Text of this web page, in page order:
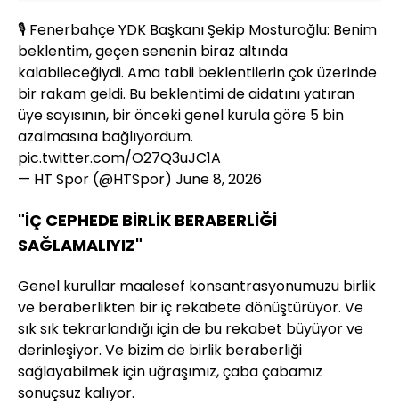
🎙️ Fenerbahçe YDK Başkanı Şekip Mosturoğlu: Benim
beklentim, geçen senenin biraz altında
kalabileceğiydi. Ama tabii beklentilerin çok üzerinde
bir rakam geldi. Bu beklentimi de aidatını yatıran
üye sayısının, bir önceki genel kurula göre 5 bin
azalmasına bağlıyordum.
pic.twitter.com/O27Q3uJC1A
— HT Spor (@HTSpor) June 8, 2026
"İÇ CEPHEDE BİRLİK BERABERLİĞİ
SAĞLAMALIYIZ"
Genel kurullar maalesef konsantrasyonumuzu birlik
ve beraberlikten bir iç rekabete dönüştürüyor. Ve
sık sık tekrarlandığı için de bu rekabet büyüyor ve
derinleşiyor. Ve bizim de birlik beraberliği
sağlayabilmek için uğraşımız, çaba çabamız
sonuçsuz kalıyor.